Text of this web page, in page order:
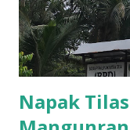
berfungsinya organ
Kesempurnaan ini
psikis. Bagi
sel tel...
Napak